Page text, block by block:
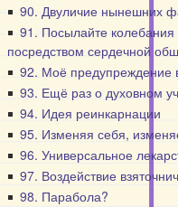
90. Двуличие нынешних
91. Посылайте
посредством сердечной
92. Моё предупреждение
93. Ещё раз о духовном
94. Идея реинкарнации
95. Изменяя себя,
96. Универсальное
97. Воздействие
98. Парабола?